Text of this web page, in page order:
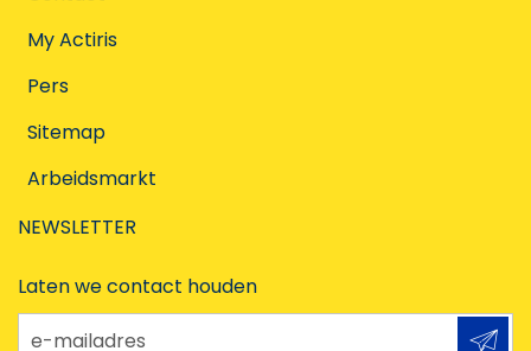
My Actiris
Pers
Sitemap
Arbeidsmarkt
NEWSLETTER
Laten we contact houden
e-mailadres